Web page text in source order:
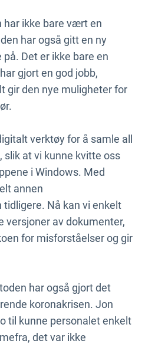
har ikke bare vært en
har også gitt en ny
Det er ikke bare en
gjort en god jobb,
gir den nye muligheter for
verktøy for å samle all
at vi kunne kvitte oss
i Windows. Med
annen
Nå kan vi enkelt
versjoner av dokumenter,
for misforståelser og gir
har også gjort det
koronakrisen. Jon
til kunne personalet enkelt
det var ikke